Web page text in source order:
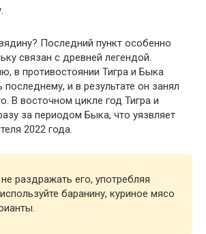
Последний пункт особенно
связан с древней легендой.
в противостоянии Тигра и Быка
и в результате он занял
В восточном цикле год Тигра и
за периодом Быка, что уязвляет
2022 года.
раздражать его, употребляя
баранину, куриное мясо